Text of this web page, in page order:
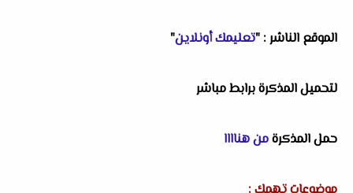
الموقع الناشر : "تعليمك أونلاين"
لتحميل المذكرة برابط مباشر
حمل المذكرةمن هناااا